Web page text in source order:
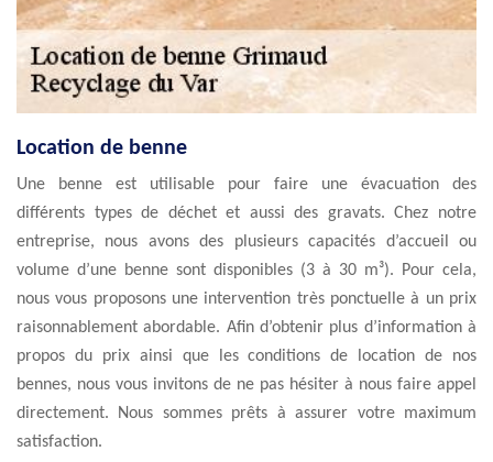
Location de benne
Une benne est utilisable pour faire une évacuation des
différents types de déchet et aussi des gravats. Chez notre
entreprise, nous avons des plusieurs capacités d’accueil ou
volume d’une benne sont disponibles (3 à 30 m³). Pour cela,
nous vous proposons une intervention très ponctuelle à un prix
raisonnablement abordable. Afin d’obtenir plus d’information à
propos du prix ainsi que les conditions de location de nos
bennes, nous vous invitons de ne pas hésiter à nous faire appel
directement. Nous sommes prêts à assurer votre maximum
satisfaction.